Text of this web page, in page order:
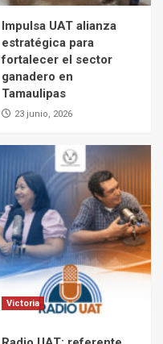
Impulsa UAT alianza
estratégica para
fortalecer el sector
ganadero en
Tamaulipas
23 junio, 2026
Victoria